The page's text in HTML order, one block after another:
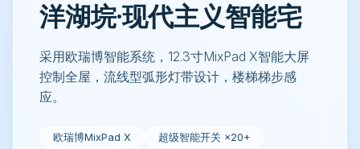
洋湖垸·现代主义智能宅
采用欧瑞博智能系统，12.3寸MixPad X智能大屏
控制全屋，流线型弧形灯带设计，楼梯梯步感
应。
欧瑞博MixPad X
超级智能开关 ×20+